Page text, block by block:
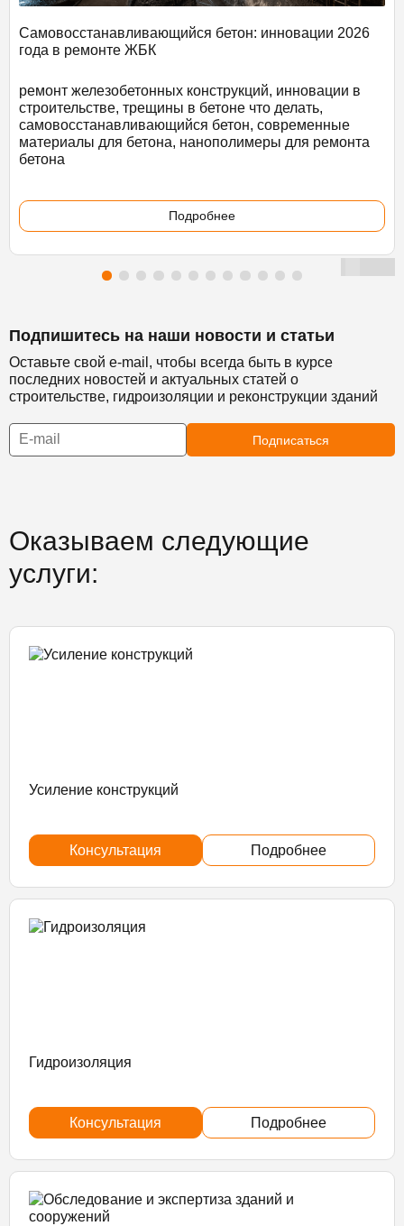
Самовосстанавливающийся бетон: инновации 2026
года в ремонте ЖБК
ремонт железобетонных конструкций, инновации в
строительстве, трещины в бетоне что делать,
самовосстанавливающийся бетон, современные
материалы для бетона, нанополимеры для ремонта
бетона
Подробнее
Подпишитесь на наши новости и статьи
Оставьте свой e-mail, чтобы всегда быть в курсе
последних новостей и актуальных статей о
строительстве, гидроизоляции и реконструкции зданий
Подписаться
Оказываем следующие
услуги:
Усиление конструкций
Консультация Подробнее
Гидроизоляция
Консультация Подробнее